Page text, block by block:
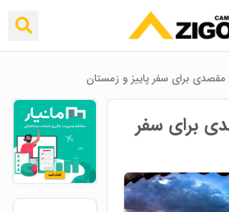
برای سفر پاییز و زمستان
برای سفر